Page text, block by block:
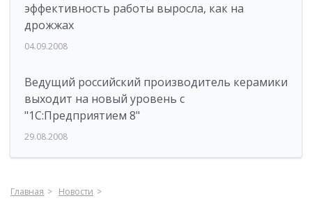
эффективность работы выросла, как на
дрожжах
04.09.2008
Ведущий российский производитель керамики
выходит на новый уровень с
"1С:Предприятием 8"
29.08.2008
Главная
Новости